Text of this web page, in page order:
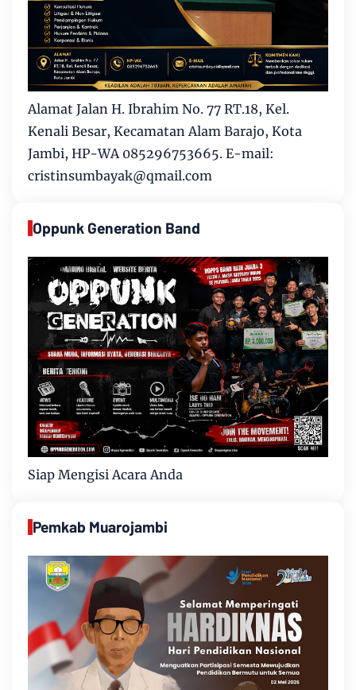
Alamat Jalan H. Ibrahim No. 77 RT.18, Kel.
Kenali Besar, Kecamatan Alam Barajo, Kota
Jambi, HP-WA 085296753665. E-mail:
cristinsumbayak@qmail.com
Oppunk Generation Band
Siap Mengisi Acara Anda
Pemkab Muarojambi